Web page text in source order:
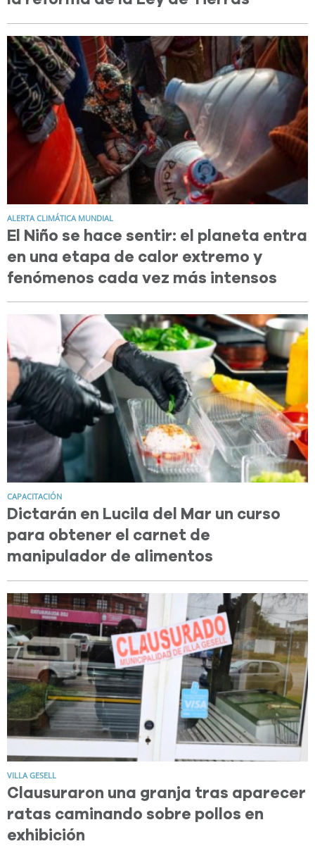
ALERTA CLIMÁTICA MUNDIAL
El Niño se hace sentir: el planeta entra
en una etapa de calor extremo y
fenómenos cada vez más intensos
CAPACITACIÓN
Dictarán en Lucila del Mar un curso
para obtener el carnet de
manipulador de alimentos
VILLA GESELL
Clausuraron una granja tras aparecer
ratas caminando sobre pollos en
exhibición